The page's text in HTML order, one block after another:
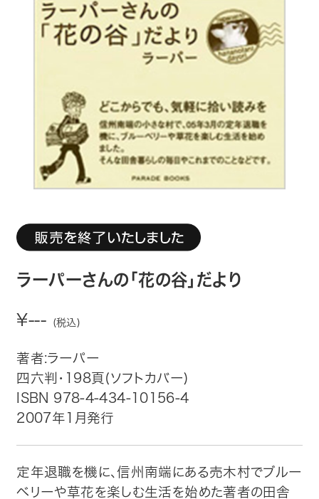
エッセイ・詩・ノンフィクション
生活・健康
論文・学術書・参考書
絵本・児童書
社会・思想・哲学
写真集
電子書籍
ご案内
トップ
自費出版したい方
メディア紹介
ラーパーさんの「花の谷」だより
¥--- (税込)
著者:ラーパー
四六判・198頁(ソフトカバー)
ISBN 978-4-434-10156-4
2007年1月発行
定年退職を機に、信州南端にある売木村でブルー
ベリーや草花を楽しむ生活を始めた著者の田舎